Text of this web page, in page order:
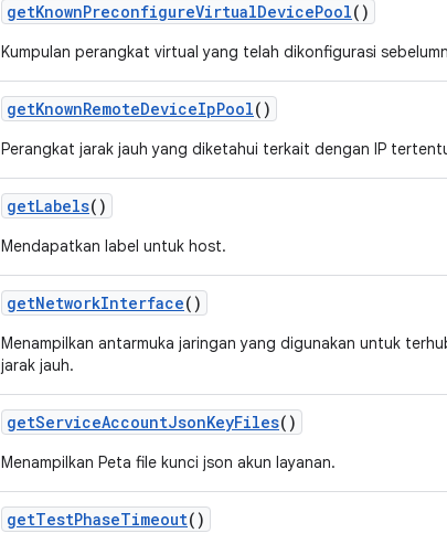
getKnownPreconfigureVirtualDevicePool()
Kumpulan perangkat virtual yang telah dikonfigurasi
getKnownRemoteDeviceIpPool()
Perangkat jarak jauh yang diketahui terkait dengan IP
getLabels()
Mendapatkan label untuk host.
getNetworkInterface()
Menampilkan antarmuka jaringan yang digunakan untuk
jarak jauh.
getServiceAccountJsonKeyFiles()
Menampilkan Peta file kunci json akun layanan.
getTestPhaseTimeout()